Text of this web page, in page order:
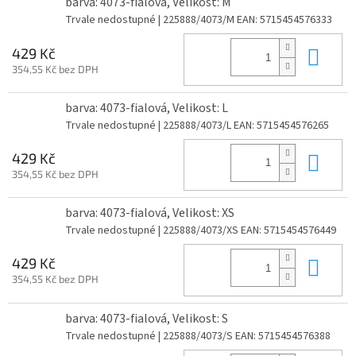
Trvale nedostupné | 225888/4073/M EAN: 5715454576333
429 Kč
354,55 Kč bez DPH
barva: 4073-fialová, Velikost: L
Trvale nedostupné | 225888/4073/LEAN: 5715454576265
429 Kč
354,55 Kč bez DPH
barva: 4073-fialová, Velikost: XS
Trvale nedostupné | 225888/4073/XS EAN: 5715454576449
429 Kč
354,55 Kč bez DPH
barva: 4073-fialová, Velikost: S
Trvale nedostupné | 225888/4073/S EAN: 5715454576388